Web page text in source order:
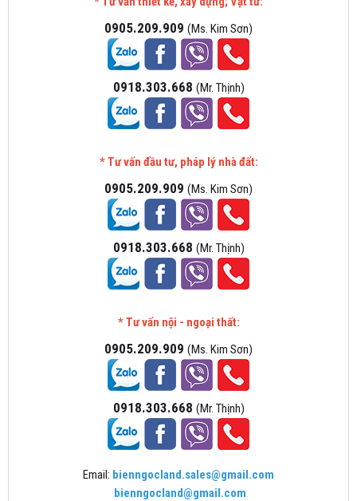
0905.209.909 (Ms. Kim Sơn)
0918.303.668 (Mr. Thịnh)
* Tư vấn đầu tư, pháp lý nhà đất:
0905.209.909 (Ms. Kim Sơn)
0918.303.668 (Mr. Thịnh)
* Tư vấn nội - ngoại thất:
0905.209.909 (Ms. Kim Sơn)
0918.303.668 (Mr. Thịnh)
Email: bienngocland.sales@gmail.com
bienngocland@gmail.com